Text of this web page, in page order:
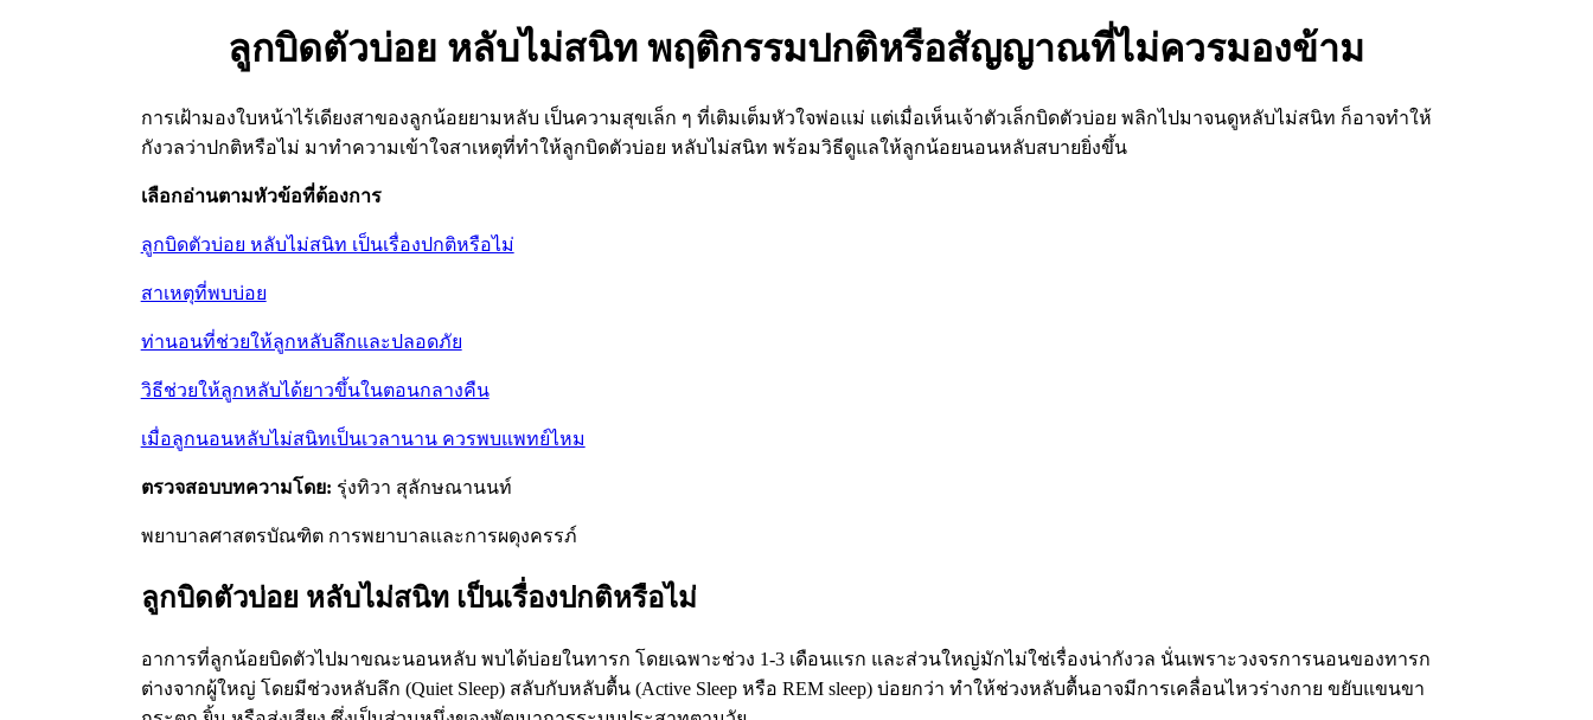
ลูกบิดตัวบ่อย หลับไม่สนิท พฤติกรรมปกติหรือสัญญาณที่ไม่ควรมองข้าม
การเฝ้ามองใบหน้าไร้เดียงสาของลูกน้อยยามหลับ เป็นความสุขเล็ก ๆ ที่เติมเต็มหัวใจพ่อแม่ แต่เมื่อเห็นเจ้าตัวเล็กบิดตัวบ่อย พลิกไปมาจนดูหลับไม่สนิท ก็อาจทำให้
กังวลว่าปกติหรือไม่ มาทำความเข้าใจสาเหตุที่ทำให้ลูกบิดตัวบ่อย หลับไม่สนิท พร้อมวิธีดูแลให้ลูกน้อยนอนหลับสบายยิ่งขึ้น
เลือกอ่านตามหัวข้อที่ต้องการ
ลูกบิดตัวบ่อย หลับไม่สนิท เป็นเรื่องปกติหรือไม่
สาเหตุที่พบบ่อย
ท่านอนที่ช่วยให้ลูกหลับลึกและปลอดภัย
วิธีช่วยให้ลูกหลับได้ยาวขึ้นในตอนกลางคืน
เมื่อลูกนอนหลับไม่สนิทเป็นเวลานาน ควรพบแพทย์ไหม
ตรวจสอบบทความโดย: รุ่งทิวา สุลักษณานนท์
พยาบาลศาสตรบัณฑิต การพยาบาลและการผดุงครรภ์
ลูกบิดตัวบ่อย หลับไม่สนิท เป็นเรื่องปกติหรือไม่
อาการที่ลูกน้อยบิดตัวไปมาขณะนอนหลับ พบได้บ่อยในทารก โดยเฉพาะช่วง 1-3 เดือนแรก และส่วนใหญ่มักไม่ใช่เรื่องน่ากังวล นั่นเพราะวงจรการนอนของทารก
ต่างจากผู้ใหญ่ โดยมีช่วงหลับลึก (Quiet Sleep) สลับกับหลับตื้น (Active Sleep หรือ REM sleep) บ่อยกว่า ทำให้ช่วงหลับตื้นอาจมีการเคลื่อนไหวร่างกาย ขยับแขนขา